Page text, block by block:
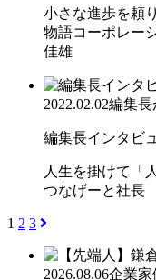
小さな進歩を頼
物語コーポレ
佳雄
2022.02.02編集長
編集長インタビ
人生を掛けて「
つなげーと社長
1 2 3
2026.08.06企業家